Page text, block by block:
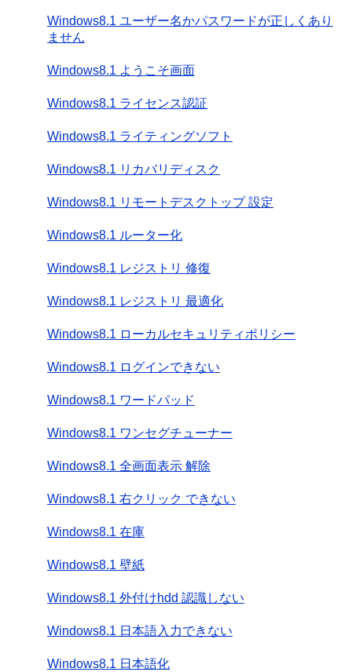
Windows8.1 ユーザー名かパスワードが正しくあり
ません
Windows8.1 ようこそ画面
Windows8.1 ライセンス認証
Windows8.1 ライティングソフト
Windows8.1 リカバリディスク
Windows8.1 リモートデスクトップ 設定
Windows8.1 ルーター化
Windows8.1 レジストリ 修復
Windows8.1 レジストリ 最適化
Windows8.1 ローカルセキュリティポリシー
Windows8.1 ログインできない
Windows8.1 ワードパッド
Windows8.1 ワンセグチューナー
Windows8.1 全画面表示 解除
Windows8.1 右クリック できない
Windows8.1 在庫
Windows8.1 壁紙
Windows8.1 外付けhdd 認識しない
Windows8.1 日本語入力できない
Windows8.1 日本語化